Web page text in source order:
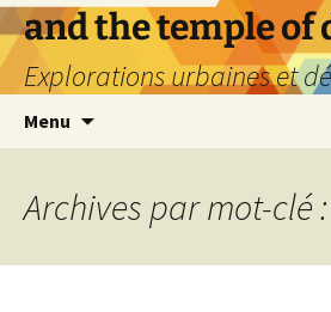
Aller
au
contenu
and the temple of
Explorations urbaines et
Menu
Archives par mot-clé